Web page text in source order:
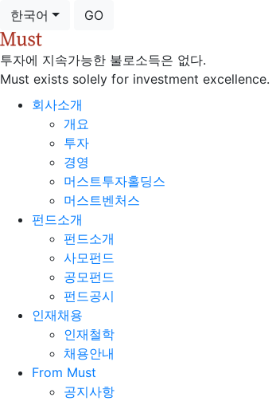
한국어 GO
투자에 지속가능한 불로소득은 없다.
Must exists solely for investment excellence.
회사소개
개요
투자
경영
머스트투자홀딩스
머스트벤처스
펀드소개
펀드소개
사모펀드
공모펀드
펀드공시
인재채용
인재철학
채용안내
From Must
공지사항